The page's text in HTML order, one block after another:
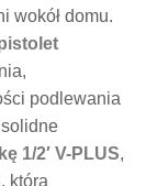
wokół domu.
podlewania
1/2′ V-PLUS,
, która